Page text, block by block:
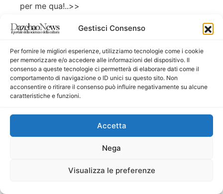
Gestisci Consenso
Per fornire le migliori esperienze, utilizziamo tecnologie come i cookie
per memorizzare e/o accedere alle informazioni del dispositivo. Il
consenso a queste tecnologie ci permetterà di elaborare dati come il
comportamento di navigazione o ID unici su questo sito. Non
acconsentire o ritirare il consenso può influire negativamente su alcune
caratteristiche e funzioni.
Accetta
Nega
Visualizza le preferenze
per me qua!..>>
Piazza e Crescimone
si soffermano poi sui
diversi atti intimidatori
verificatisi negli ultimi
tempi a Niscemi. I due
“temono che la
situazione possa
gli inquirenti. “Il Piazza
riferisce che
alias Ciccio Pistola e